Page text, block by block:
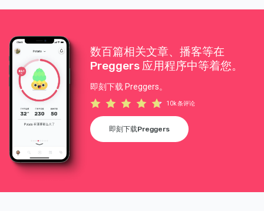
数百篇相关文章、播客等在
Preggers 应用程序中等着您。
即刻下载 Preggers。
10k 条评论
即刻下载Preggers